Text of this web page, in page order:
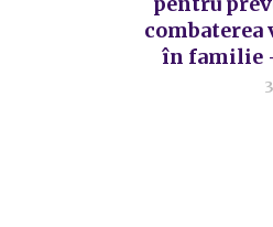
în familie